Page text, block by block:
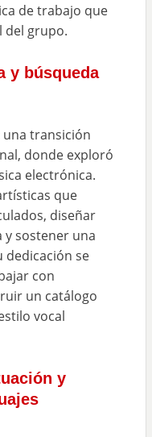
de trabajo que
del grupo.
y búsqueda
transición
donde exploró
electrónica.
que
diseñar
sostener una
dedicación se
con
un catálogo
vocal
y